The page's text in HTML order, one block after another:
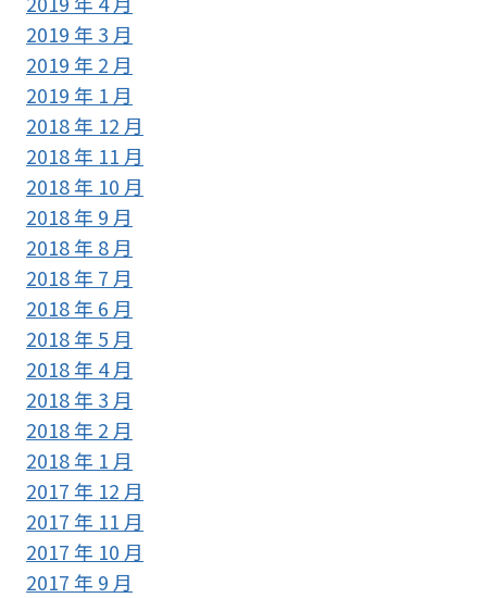
2019 年 3 月
2019 年 2 月
2019 年 1 月
2018 年 12 月
2018 年 11 月
2018 年 10 月
2018 年 9 月
2018 年 8 月
2018 年 7 月
2018 年 6 月
2018 年 5 月
2018 年 4 月
2018 年 3 月
2018 年 2 月
2018 年 1 月
2017 年 12 月
2017 年 11 月
2017 年 10 月
2017 年 9 月